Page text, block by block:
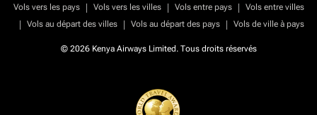
Vols vers les pays | Vols vers les villes | Vols entre pays |
Vols entre villes
|
Vols au départ des villes | Vols au départ des pays | Vols de ville à pays
© 2026 Kenya Airways Limited. Tous droits réservés